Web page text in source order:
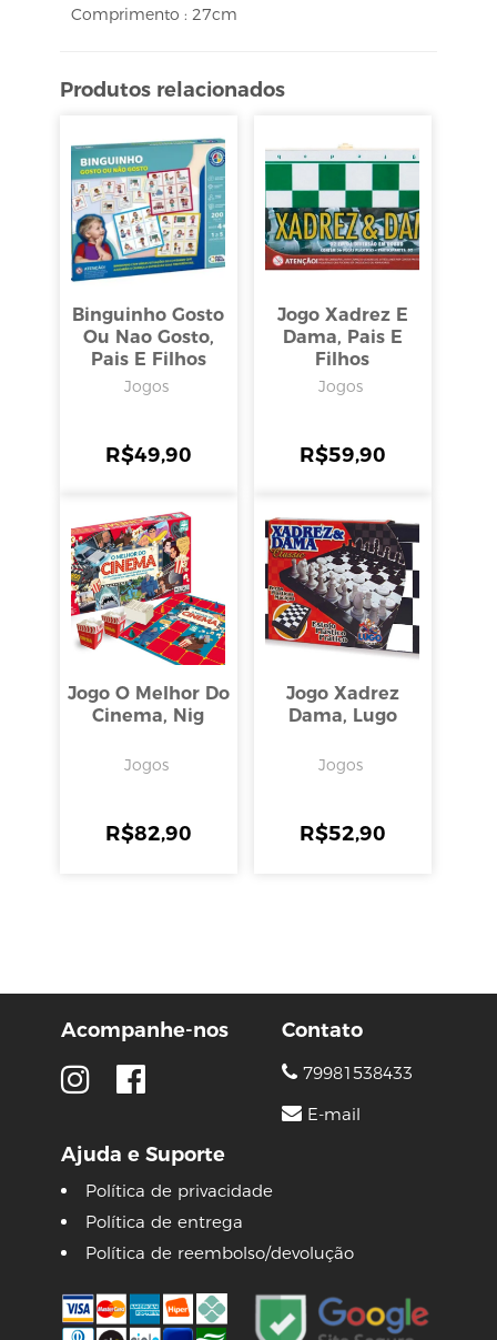
Comprimento : 27cm
Produtos relacionados
Binguinho Gosto
Ou Nao Gosto,
Pais E Filhos
Jogos
R$49,90
Jogo Xadrez E
Dama, Pais E
Filhos
Jogos
R$59,90
Jogo O Melhor Do
Cinema, Nig
Jogos
R$82,90
Jogo Xadrez
Dama, Lugo
Jogos
R$52,90
Acompanhe-nos
Ajuda e Suporte
Política de privacidade
Política de entrega
Política de reembolso/devolução
Contato
79981538433
E-mail